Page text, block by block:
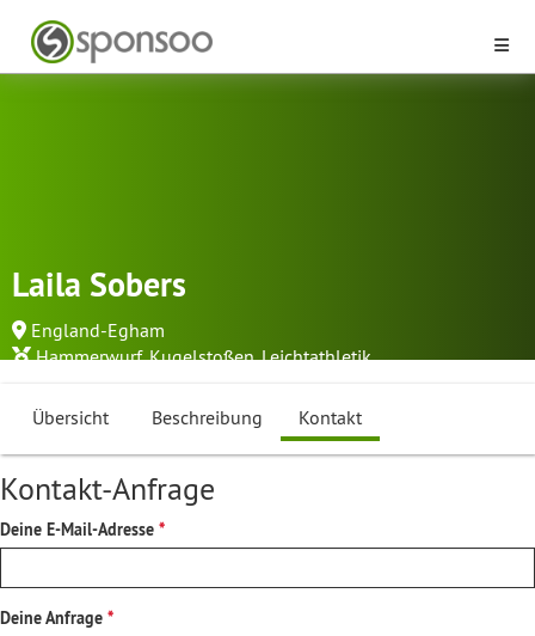
Laila Sobers
England-Egham
Hammerwurf,Kugelstoßen,Leichtathletik
Übersicht Beschreibung Kontakt
Kontakt-Anfrage
Deine E-Mail-Adresse
Deine Anfrage